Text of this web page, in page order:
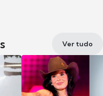
Ver tudo